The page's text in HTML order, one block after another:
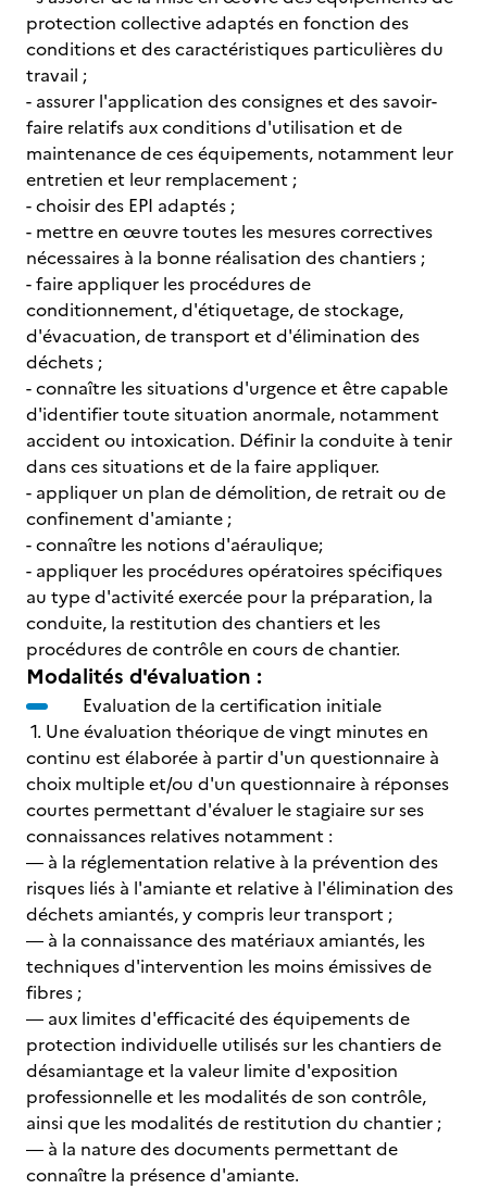
protection collective adaptés en fonction des
conditions et des caractéristiques particulières du
travail ;
- assurer l'application des consignes et des savoir-
faire relatifs aux conditions d'utilisation et de
maintenance de ces équipements, notamment leur
entretien et leur remplacement ;
- choisir des EPI adaptés ;
- mettre en œuvre toutes les mesures correctives
nécessaires à la bonne réalisation des chantiers ;
- faire appliquer les procédures de
conditionnement, d'étiquetage, de stockage,
d'évacuation, de transport et d'élimination des
déchets ;
- connaître les situations d'urgence et être capable
d'identifier toute situation anormale, notamment
accident ou intoxication. Définir la conduite à tenir
dans ces situations et de la faire appliquer.
- appliquer un plan de démolition, de retrait ou de
confinement d'amiante ;
- connaître les notions d'aéraulique;
- appliquer les procédures opératoires spécifiques
au type d'activité exercée pour la préparation, la
conduite, la restitution des chantiers et les
procédures de contrôle en cours de chantier.
Modalités d'évaluation :
Evaluation de la certification initiale
1. Une évaluation théorique de vingt minutes en
continu est élaborée à partir d'un questionnaire à
choix multiple et/ou d'un questionnaire à réponses
courtes permettant d'évaluer le stagiaire sur ses
connaissances relatives notamment :
― à la réglementation relative à la prévention des
risques liés à l'amiante et relative à l'élimination des
déchets amiantés, y compris leur transport ;
― à la connaissance des matériaux amiantés, les
techniques d'intervention les moins émissives de
fibres ;
― aux limites d'efficacité des équipements de
protection individuelle utilisés sur les chantiers de
désamiantage et la valeur limite d'exposition
professionnelle et les modalités de son contrôle,
ainsi que les modalités de restitution du chantier ;
― à la nature des documents permettant de
connaître la présence d'amiante.